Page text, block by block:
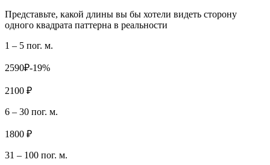
Представьте, какой длины вы бы хотели видеть сторону
одного квадрата паттерна в реальности
1 – 5 пог. м.
2590₽-19%
2100 ₽
6 – 30 пог. м.
1800 ₽
31 – 100 пог. м.